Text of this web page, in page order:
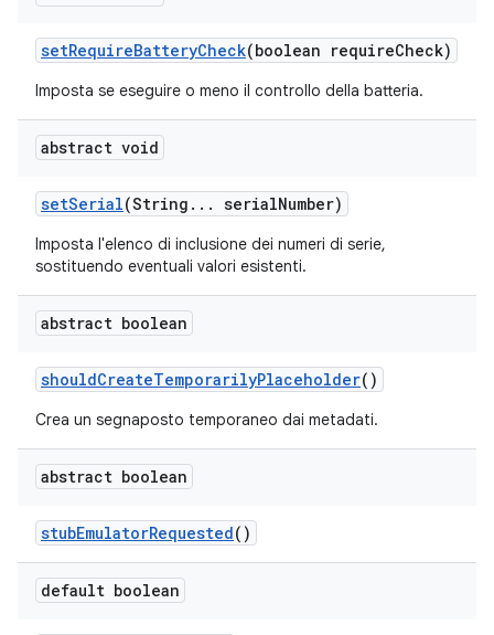
setRequireBatteryCheck(boolean requireCheck)
Imposta se eseguire o meno il controllo della batteria.
abstract void
setSerial(String . . . serialNumber)
Imposta l'elenco di inclusione dei numeri di serie,
sostituendo eventuali valori esistenti.
abstract boolean
shouldCreateTemporarilyPlaceholder()
Crea un segnaposto temporaneo dai metadati.
abstract boolean
stubEmulatorRequested()
default boolean